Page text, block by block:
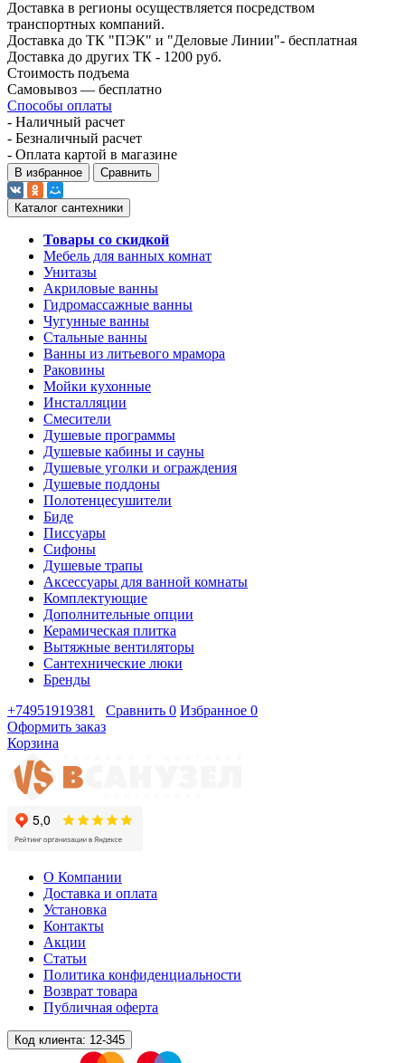
Доставка в регионы осуществляется посредством
транспортных компаний.
Доставка до ТК "ПЭК" и "Деловые Линии"- бесплатная
Доставка до других ТК - 1200 руб.
Стоимость подъема
Самовывоз — бесплатно
Способы оплаты
- Наличный расчет
- Безналичный расчет
- Оплата картой в магазине
В избранное Сравнить
Каталог сантехники
Товары со скидкой
Мебель для ванных комнат
Унитазы
Акриловые ванны
Гидромассажные ванны
Чугунные ванны
Стальные ванны
Ванны из литьевого мрамора
Раковины
Мойки кухонные
Инсталляции
Смесители
Душевые программы
Душевые кабины и сауны
Душевые уголки и ограждения
Душевые поддоны
Полотенцесушители
Биде
Писсуары
Сифоны
Душевые трапы
Аксессуары для ванной комнаты
Комплектующие
Дополнительные опции
Керамическая плитка
Вытяжные вентиляторы
Сантехнические люки
Бренды
+74951919381
Сравнить 0 Избранное 0
Оформить заказ
Корзина
О Компании
Доставка и оплата
Установка
Контакты
Акции
Статьи
Политика конфиденциальности
Возврат товара
Публичная оферта
Код клиента: 12-345